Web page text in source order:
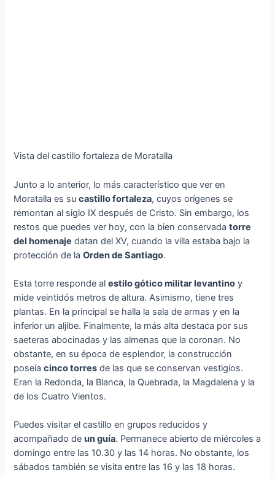
Vista del castillo fortaleza de Moratalla
Junto a lo anterior, lo más característico que ver en
Moratalla es sucastillo fortaleza, cuyos orígenes se
remontan al siglo IX después de Cristo. Sin embargo, los
restos que puedes ver hoy, con la bien conservadatorre
del homenaje datan del XV, cuando la villa estaba bajo la
protección de laOrden de Santiago.
Esta torre responde alestilo gótico militar levantino y
mide veintidós metros de altura. Asimismo, tiene tres
plantas. En la principal se halla la sala de armas y en la
inferior un aljibe. Finalmente, la más alta destaca por sus
saeteras abocinadas y las almenas que la coronan. No
obstante, en su época de esplendor, la construcción
poseíacinco torres de las que se conservan vestigios.
Eran la Redonda, la Blanca, la Quebrada, la Magdalena y la
de los Cuatro Vientos.
Puedes visitar el castillo en grupos reducidos y
acompañado deun guía. Permanece abierto de miércoles a
domingo entre las 10.30 y las 14 horas. No obstante, los
sábados también se visita entre las 16 y las 18 horas.